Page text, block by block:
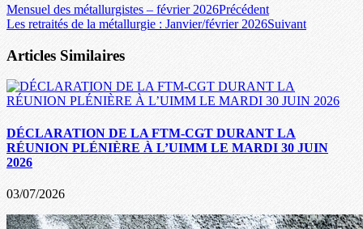
Mensuel des métallurgistes – février 2026Précédent
Les retraités de la métallurgie : Janvier/février 2026Suivant
Articles Similaires
DÉCLARATION DE LA FTM-CGT DURANT LA
RÉUNION PLÉNIÈRE À L’UIMM LE MARDI 30 JUIN
2026
03/07/2026